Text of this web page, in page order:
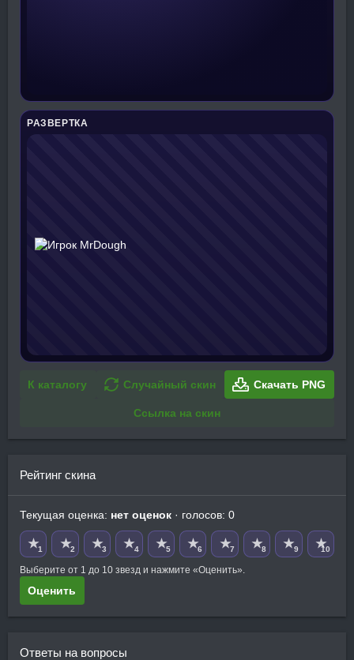
РАЗВЕРТКА
К каталогу Случайный скин Скачать PNG
Ссылка на скин
Рейтинг скина
Текущая оценка: нет оценок · голосов: 0
★1 ★2 ★3 ★4 ★5 ★6 ★7 ★8 ★9 ★10
Выберите от 1 до 10 звезд и нажмите «Оценить».
Оценить
Ответы на вопросы